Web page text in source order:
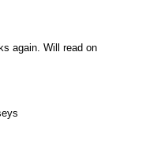
again. Will read on